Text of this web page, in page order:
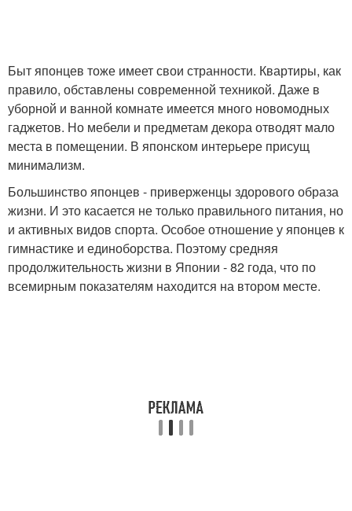
Быт японцев тоже имеет свои странности. Квартиры, как
правило, обставлены современной техникой. Даже в
уборной и ванной комнате имеется много новомодных
гаджетов. Но мебели и предметам декора отводят мало
места в помещении. В японском интерьере присущ
минимализм.
Большинство японцев - приверженцы здорового образа
жизни. И это касается не только правильного питания, но
и активных видов спорта. Особое отношение у японцев к
гимнастике и единоборства. Поэтому средняя
продолжительность жизни в Японии - 82 года, что по
всемирным показателям находится на втором месте.